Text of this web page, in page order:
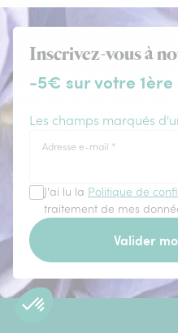
Inscrivez-vous à
-5€ sur votre 1ère
Les champs marqués
Adresse e-mail *
J'ai lu la Politique de
traitement de mes
Valider